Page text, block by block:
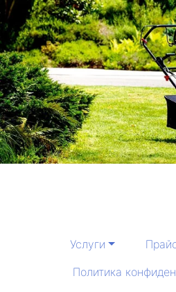
Услуги
Политика